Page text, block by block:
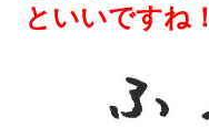
といいですね！